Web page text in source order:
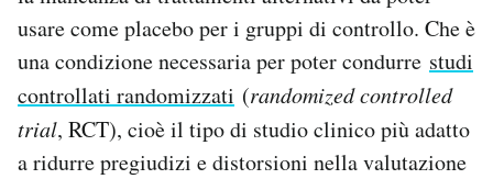
usare come placebo per i gruppi di controllo. Che è
una condizione necessaria per poter condurre studi
controllati randomizzati (randomized controlled
trial, RCT), cioè il tipo di studio clinico più adatto
a ridurre pregiudizi e distorsioni nella valutazione